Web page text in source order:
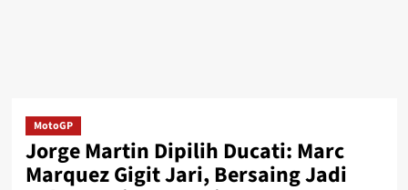
MotoGP
Jorge Martin Dipilih Ducati: Marc
Marquez Gigit Jari, Bersaing Jadi